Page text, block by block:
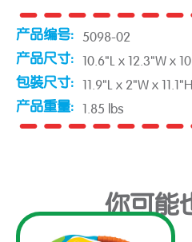
产品编号: 5098-02
产品尺寸: 10.6"L x 12.3"W x
包裝尺寸: 11.9"L x 2"W x 11.1"H
产品重量: 1.85 lbs
你可能